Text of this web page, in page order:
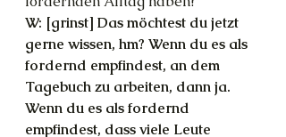
W: [grinst] Das möchtest du jetzt
gerne wissen, hm? Wenn du es als
fordernd empfindest, an dem
Tagebuch zu arbeiten, dann ja.
Wenn du es als fordernd
empfindest, dass viele Leute